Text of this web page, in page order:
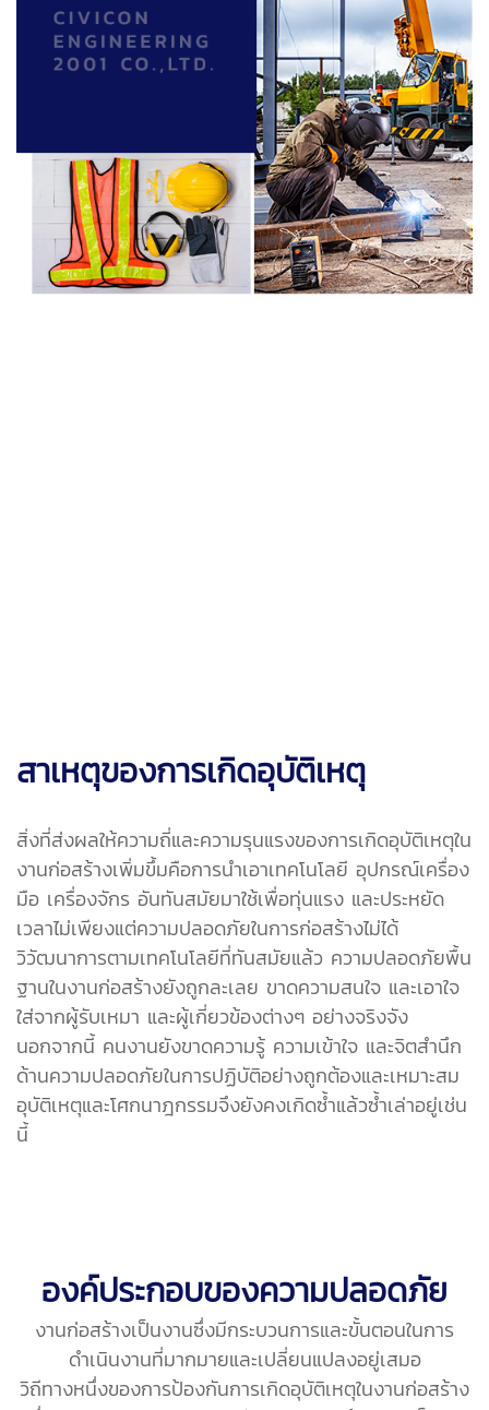
สาเหตุของการเกิดอุบัติเหตุ
สิ่งที่ส่งผลให้ความถี่และความรุนแรงของการเกิดอุบัติเหตุใน
งานก่อสร้างเพิ่มขึ้มคือการนำเอาเทคโนโลยี อุปกรณ์เครื่อง
มือ เครื่องจักร อันทันสมัยมาใช้เพื่อทุ่นแรง และประหยัด
เวลาไม่เพียงแต่ความปลอดภัยในการก่อสร้างไม่ได้
วิวัฒนาการตามเทคโนโลยีที่ทันสมัยแล้ว ความปลอดภัยพื้น
ฐานในงานก่อสร้างยังถูกละเลย ขาดความสนใจ และเอาใจ
ใส่จากผู้รับเหมา และผู้เกี่ยวข้องต่างๆ อย่างจริงจัง
นอกจากนี้ คนงานยังขาดความรู้ ความเข้าใจ และจิตสำนึก
ด้านความปลอดภัยในการปฏิบัติอย่างถูกต้องและเหมาะสม
อุบัติเหตุและโศกนาฎกรรมจึงยังคงเกิดซ้ำแล้วซ้ำเล่าอยู่เช่น
นี้
องค์ประกอบของความปลอดภัย
งานก่อสร้างเป็นงานซึ่งมีกระบวนการและขั้นตอนในการ
ดำเนินงานที่มากมายและเปลี่ยนแปลงอยู่เสมอ
วิถีทางหนึ่งของการป้องกันการเกิดอุบัติเหตุในงานก่อสร้าง